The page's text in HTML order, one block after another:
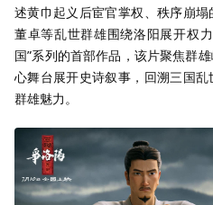
述黄巾起义后宦官掌权、秩序崩塌
董卓等乱世群雄围绕洛阳展开权
国”系列的首部作品，该片聚焦群
心舞台展开史诗叙事，回溯三国
群雄魅力。